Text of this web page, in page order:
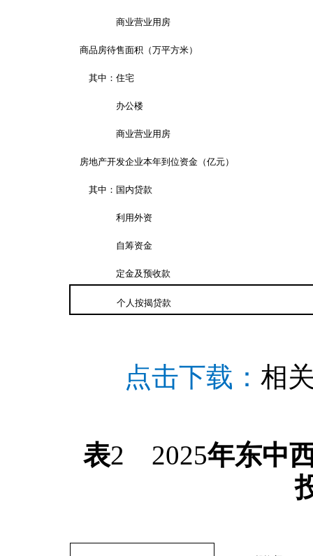
商业营业用房
商品房待售面积（万平方米）
其中：住宅
办公楼
商业营业用房
房地产开发企业本年到位资金（亿元）
其中：国内贷款
利用外资
自筹资金
定金及预收款
个人按揭贷款
点击下载： 相
表2 2025年东中